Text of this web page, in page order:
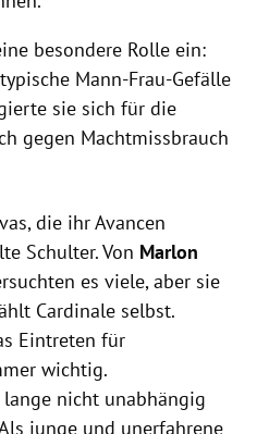
besondere Rolle ein:
Mann-Frau-Gefälle
sie sich für die
gegen Machtmissbrauch
die ihr Avancen
Schulter. Von Marlon
es viele, aber sie
Cardinale selbst.
Eintreten für
wichtig.
nicht unabhängig
junge und unerfahrene